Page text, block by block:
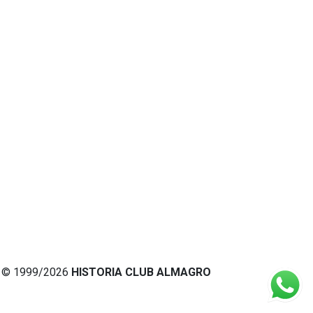
© 1999/2026 HISTORIA CLUB ALMAGRO